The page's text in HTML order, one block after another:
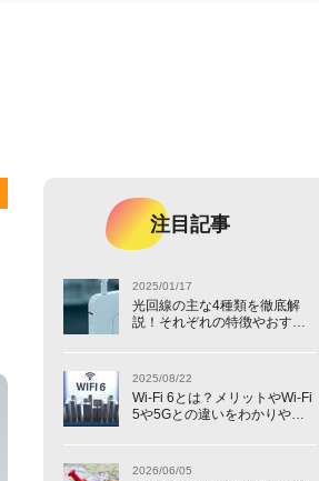
注目記事
2025/01/17
光回線の主な4種類を徹底解
説！それぞれの特徴やおすす
2025/08/22
Wi-Fi 6とは？メリットやWi-Fi
5や5Gとの違いをわかりやす
2026/06/05